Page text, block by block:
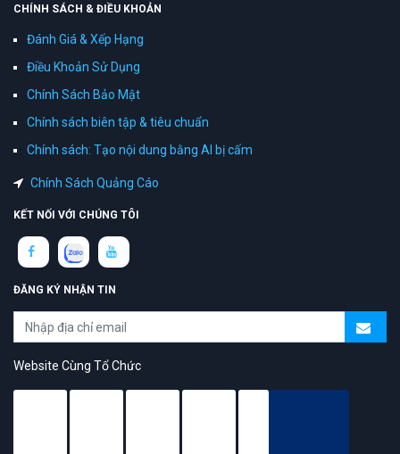
CHÍNH SÁCH & ĐIỀU KHOẢN
Đánh Giá & Xếp Hạng
Điều Khoản Sử Dụng
Chính Sách Bảo Mật
Chính sách biên tập & tiêu chuẩn
Chính sách: Tạo nội dung bằng AI bị cấm
Chính Sách Quảng Cáo
KẾT NỐI VỚI CHÚNG TÔI
ĐĂNG KÝ NHẬN TIN
Website Cùng Tổ Chức